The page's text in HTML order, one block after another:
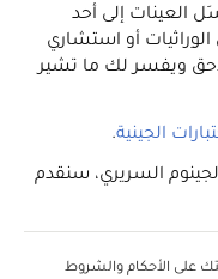
العينات إلى أحد
أو استشاري
ويفسر لك ما تشير
الجينية.
السريري، سنقدم
على الأحكام والشروط